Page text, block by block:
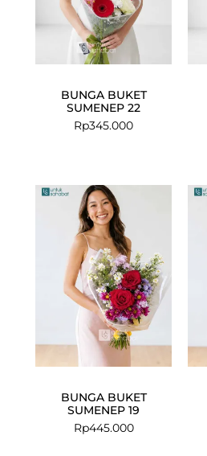
BUNGA BUKET
SUMENEP 22
Rp345.000
BUNGA BUKET
SUMENEP 19
Rp445.000